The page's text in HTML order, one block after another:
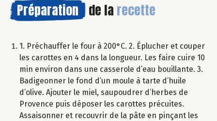
Préparation de la recette
1. Préchauffer le four à 200°C. 2. Éplucher et couper
les carottes en 4 dans la longueur. Les faire cuire 10
min environ dans une casserole d’eau bouillante. 3.
Badigeonner le fond d’un moule à tarte d’huile
d’olive. Ajouter le miel, saupoudrer d’herbes de
Provence puis déposer les carottes précuites.
Assaisonner et recouvrir de la pâte en pinçant les